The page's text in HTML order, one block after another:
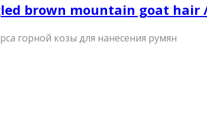
brown mountain goat
горной козы для нанесения румян